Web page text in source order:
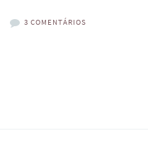
3 COMENTÁRIOS